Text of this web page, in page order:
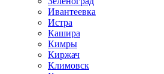
Ивантеевка
Истра
Кашира
Кимры
Киржач
Климовск